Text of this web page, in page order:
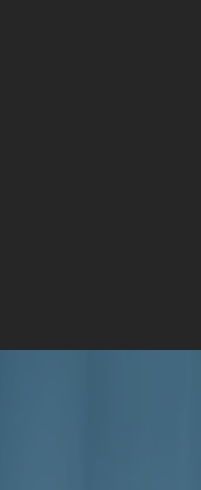
PREGLEDA